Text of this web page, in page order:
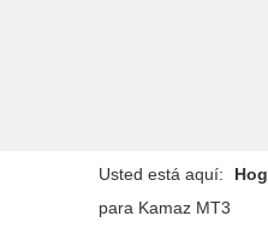
Usted está aquí:
para Kamaz MT3